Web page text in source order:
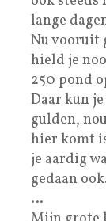
lange
Nu vooruit
hield je
250 pond
Daar kun
gulden,
hier komt
je aardig
gedaan
…